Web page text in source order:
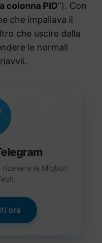
colonna PID”). Con
che impallava il
che uscire dalla
le normali
ricevere le Migliori
ora